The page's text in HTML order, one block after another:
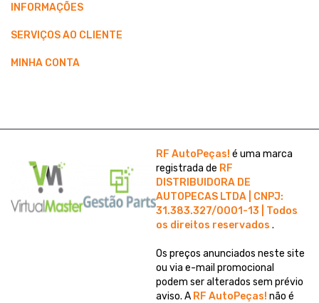
INFORMAÇÕES
SERVIÇOS AO CLIENTE
MINHA CONTA
RF AutoPeças! é uma marca
registrada de RF
DISTRIBUIDORA DE
AUTOPECAS LTDA | CNPJ:
31.383.327/0001-13 | Todos
os direitos reservados.
Os preços anunciados neste site
ou via e-mail promocional
podem ser alterados sem prévio
aviso. A RF AutoPeças! não é